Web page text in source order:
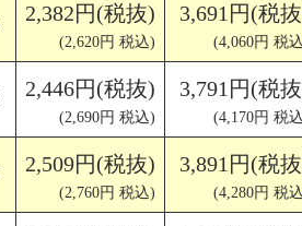
2,382円(税抜)
(2,620円 税込)
3,691円(税
(4,060円 税
2,446円(税抜)
(2,690円 税込)
3,791円(税
(4,170円 税
2,509円(税抜)
(2,760円 税込)
3,891円(税
(4,280円 税